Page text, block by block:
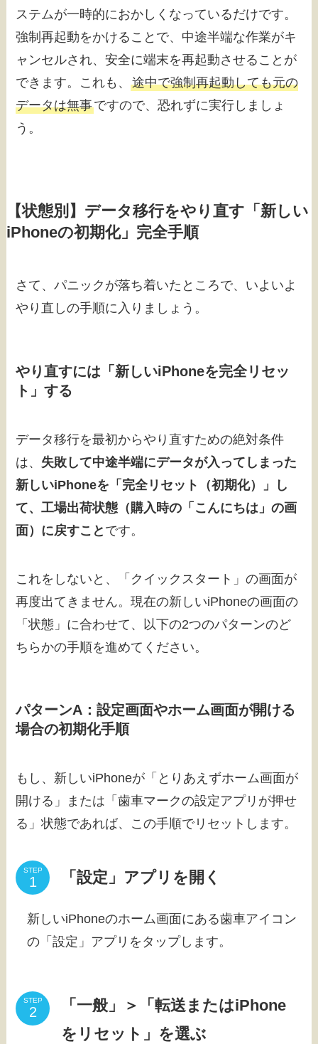
ステムが一時的におかしくなっているだけです。
強制再起動をかけることで、中途半端な作業がキ
ャンセルされ、安全に端末を再起動させることが
できます。これも、途中で強制再起動しても元の
データは無事ですので、恐れずに実行しましょ
う。
【状態別】データ移行をやり直す「新しい
iPhoneの初期化」完全手順
さて、パニックが落ち着いたところで、いよいよ
やり直しの手順に入りましょう。
やり直すには「新しいiPhoneを完全リセッ
ト」する
データ移行を最初からやり直すための絶対条件
は、 失敗して中途半端にデータが入ってしまった
新しいiPhoneを「完全リセット（初期化）」し
て、工場出荷状態（購入時の「こんにちは」の画
面）に戻すこと です。
これをしないと、「クイックスタート」の画面が
再度出てきません。現在の新しいiPhoneの画面の
「状態」に合わせて、以下の2つのパターンのど
ちらかの手順を進めてください。
パターンA：設定画面やホーム画面が開ける
場合の初期化手順
もし、新しいiPhoneが「とりあえずホーム画面が
開ける」または「歯車マークの設定アプリが押せ
る」状態であれば、この手順でリセットします。
STEP 「設定」アプリを開く
新しいiPhoneのホーム画面にある歯車アイコン
の「設定」アプリをタップします。
STEP
「一般」＞「転送またはiPhone
をリセット」を選ぶ